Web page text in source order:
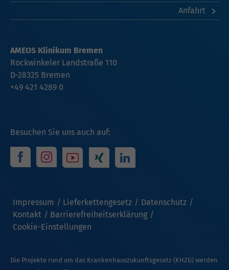
Anfahrt
Besuchen Sie uns auch auf:
Impressum Lieferkettengesetz
Datenschutz
Kontakt
Barrierefreiheitserklärung
Cookie-Einstellungen
AMEOS Klinikum Bremen
Rockwinkeler Landstraße 110
D-28325 Bremen
+49 421 4289 0
Die Projekte rund um das Krankenhauszukunftsgesetz (KHZG) werden